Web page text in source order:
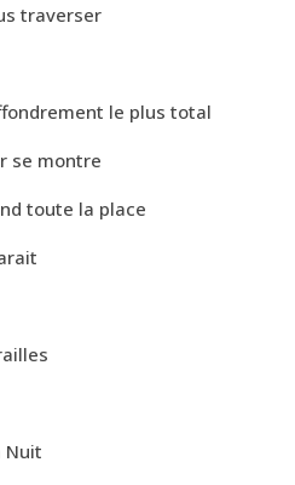
traverser
le plus total
se montre
toute la place
Nuit